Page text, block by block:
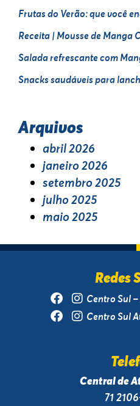
Frutas do Verão: que você
Receita | Mousse de Manga
Salada refrescante com
Snacks saudáveis para
Arquivos
abril 2026
janeiro 2026
setembro 2025
julho 2025
maio 2025
Redes
Centro Sul
Centro Sul
Central de
71